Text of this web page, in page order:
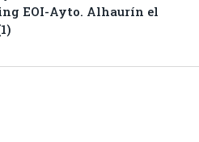
EOI-Ayto. Alhaurín el